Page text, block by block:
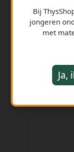
Bij
jongeren
met
Ja,